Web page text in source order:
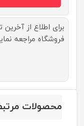
برای اطلاع از
فروشگاه مراجعه
محصولات